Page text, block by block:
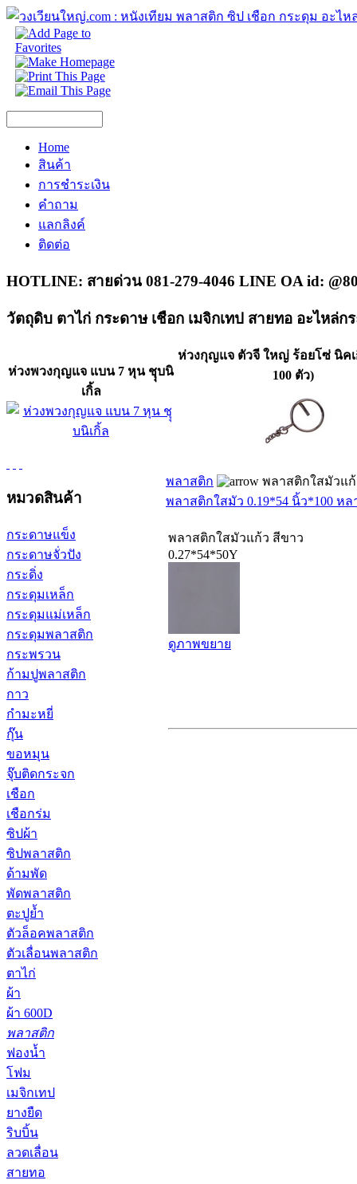
Home
สินค้า
การชำระเงิน
คำถาม
แลกลิงค์
ติดต่อ
HOTLINE: สายด่วน 081-279-4046 LINE OA id:
วัตถุดิบ ตาไก่ กระดาษ เชือก เมจิกเทป สายทอ อะไหล่กร
ห่วงพวงกุญแจ แบน 7 หุน ชุุบนิ
เกิ้ล
ห่วงกุญแจ ตัวจี ใหญ่ ร้อยโซ่ นิค
100 ตัว)
หมวดสินค้า
กระดาษแข็ง
กระดาษจั่วปัง
กระดิ่ง
กระดุมเหล็ก
กระดุมแม่เหล็ก
กระดุมพลาสติก
กระพรวน
ก้ามปูพลาสติก
กาว
กำมะหยี่
กุ๊น
ขอหมุน
จุ๊บติดกระจก
เชือก
เชือกร่ม
ซิปผ้า
ซิปพลาสติก
ด้ามพัด
พัดพลาสติก
ตะปูย้ำ
ตัวล็อคพลาสติก
ตัวเลื่อนพลาสติก
ตาไก่
ผ้า
ผ้า 600D
พลาสติก
ฟองน้ำ
โฟม
เมจิกเทป
ยางยืด
ริบบิ้น
ลวดเลื่อน
สายทอ
พลาสติก
พลาสติกใสมัวแก้
พลาสติกใสมัว 0.19*54 นิ้ว*100 หล
พลาสติกใสมัวแก้ว สีขาว
0.27*54*50Y
ดูภาพขยาย